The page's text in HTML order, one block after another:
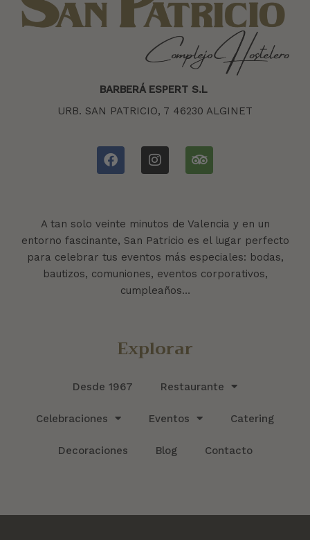
BARBERÁ ESPERT S.L
URB. SAN PATRICIO, 7 46230 ALGINET
A tan solo veinte minutos de Valencia y en un
entorno fascinante, San Patricio es el lugar perfecto
para celebrar tus eventos más especiales: bodas,
bautizos, comuniones, eventos corporativos,
cumpleaños…
Explorar
Desde 1967 Restaurante
Celebraciones Eventos Catering
Decoraciones Blog Contacto